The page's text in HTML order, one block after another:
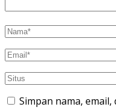
Simpan nama,